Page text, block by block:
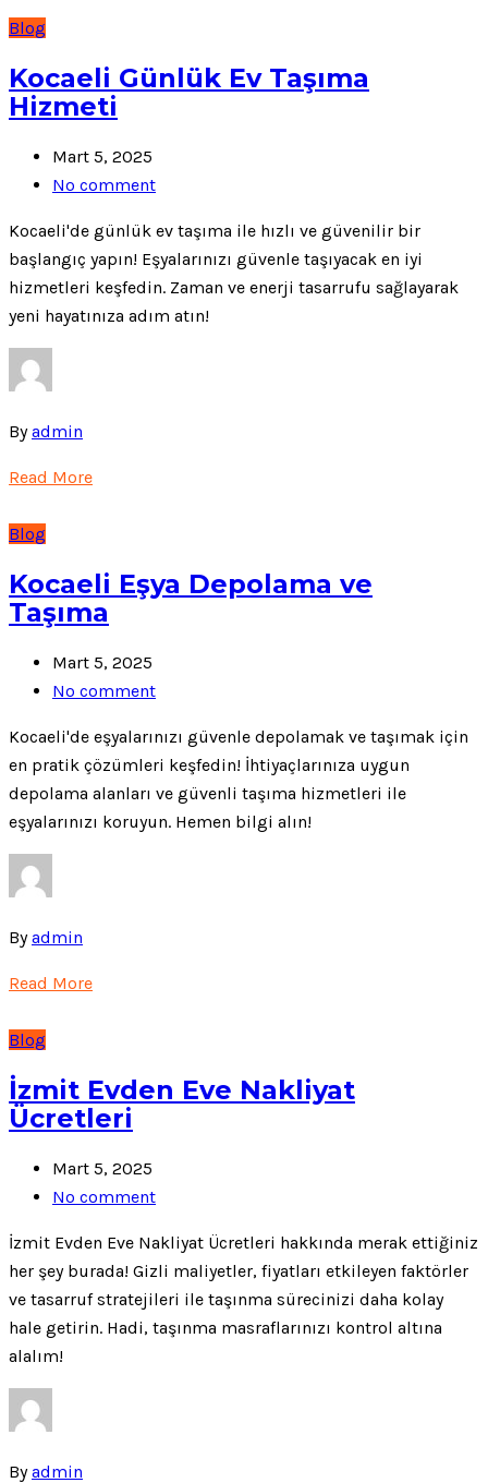
Blog
Kocaeli Günlük Ev Taşıma
Hizmeti
Mart 5, 2025
No comment
Kocaeli'de günlük ev taşıma ile hızlı ve güvenilir bir
başlangıç yapın! Eşyalarınızı güvenle taşıyacak en iyi
hizmetleri keşfedin. Zaman ve enerji tasarrufu sağlayarak
yeni hayatınıza adım atın!
Byadmin
Read More
Blog
Kocaeli Eşya Depolama ve
Taşıma
Mart 5, 2025
No comment
Kocaeli'de eşyalarınızı güvenle depolamak ve taşımak için
en pratik çözümleri keşfedin! İhtiyaçlarınıza uygun
depolama alanları ve güvenli taşıma hizmetleri ile
eşyalarınızı koruyun. Hemen bilgi alın!
Byadmin
Read More
Blog
İzmit Evden Eve Nakliyat
Ücretleri
Mart 5, 2025
No comment
İzmit Evden Eve Nakliyat Ücretleri hakkında merak ettiğiniz
her şey burada! Gizli maliyetler, fiyatları etkileyen faktörler
ve tasarruf stratejileri ile taşınma sürecinizi daha kolay
hale getirin. Hadi, taşınma masraflarınızı kontrol altına
alalım!
Byadmin